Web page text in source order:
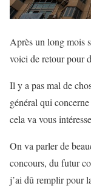
Après un long mois
voici de retour pour
Il y a pas mal de
général qui
cela va vous
On va parler de
concours, du futur
j’ai dû remplir pour